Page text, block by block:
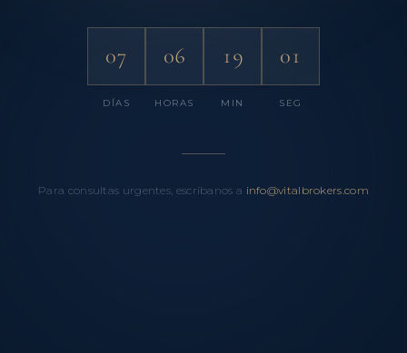
07
DÍAS
06
HORAS
19
MIN
01
SEG
Para consultas urgentes, escríbanos a info@vitalbrokers.com